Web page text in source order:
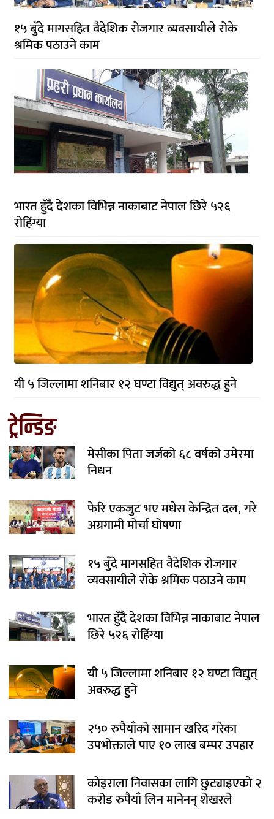
१५ बुँदे मागसहित वैदेशिक रोजगार व्यवसायीले रोके
श्रमिक पठाउने काम
भारत हुँदै देशका विभिन्न नाकाबाट नेपाल छिरे ५२६
रोहिंग्या
यी ५ जिल्लामा शनिबार १२ घण्टा विद्युत् अवरुद्ध हुने
ट्रेन्डिङ
मेसीका पिता जर्जको ६८ वर्षको उमेरमा
निधन
फेरि एकजुट भए मधेस केन्द्रित दल, गरे
अग्रगामी मोर्चा घोषणा
१५ बुँदे मागसहित वैदेशिक रोजगार
व्यवसायीले रोके श्रमिक पठाउने काम
भारत हुँदै देशका विभिन्न नाकाबाट नेपाल
छिरे ५२६ रोहिंग्या
यी ५ जिल्लामा शनिबार १२ घण्टा विद्युत्
अवरुद्ध हुने
२५० रुपैयाँको सामान खरिद गरेका
उपभोक्ताले पाए १० लाख बम्पर उपहार
कोइराला निवासका लागि छुट्याइएको २
करोड रुपैयाँ लिन मानेनन् शेखरले